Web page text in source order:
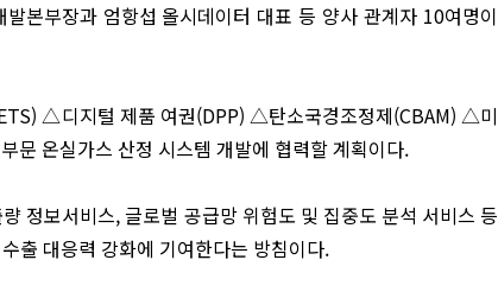
본부장과 엄항섭 올시데이터 대표 등 양사 관계자 10여명이
△디지털 제품 여권(DPP) △탄소국경조정제(CBAM) △미
문 온실가스 산정 시스템 개발에 협력할 계획이다.
정보서비스, 글로벌 공급망 위험도 및 집중도 분석 서비스 등
출 대응력 강화에 기여한다는 방침이다.